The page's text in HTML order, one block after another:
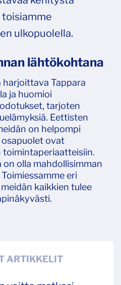
ulkopuolella.
lähtökohtana
Tappara
ja huomioi
tarjoten
Eettisten
on helpompi
ovat
olla mahdollisimman
eri
kaikkien tulee
ARTIKKELIT